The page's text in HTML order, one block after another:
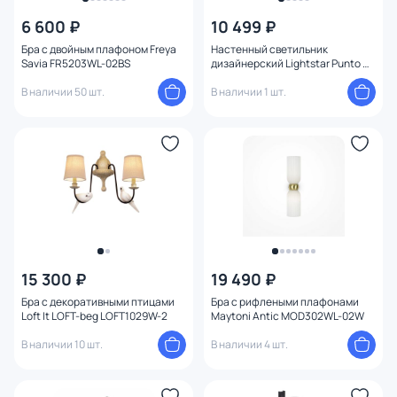
6 600 ₽
Бра с двойным плафоном Freya
Savia FR5203WL-02BS
В наличии 50 шт.
10 499 ₽
Настенный светильник
дизайнерский Lightstar Punto G9
В наличии 1 шт.
15 300 ₽
Бра с декоративными птицами
Loft It LOFT-beg LOFT1029W-2
В наличии 10 шт.
19 490 ₽
Бра с рифлеными плафонами
Maytoni Antic MOD302WL-02W
В наличии 4 шт.
Глубина (мм)
Диаметр врезного отверстия
Глубина врезного отверстия
Количество ламп
Вид лампы
Цвет свечения
Тип помещения